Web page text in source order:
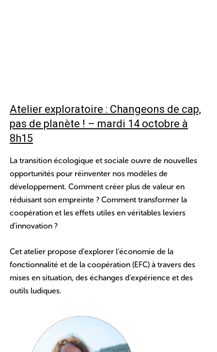
Atelier exploratoire : Changeons de cap,
pas de planète ! – mardi 14 octobre à
8h15
La transition écologique et sociale ouvre de nouvelles
opportunités pour réinventer nos modèles de
développement. Comment créer plus de valeur en
réduisant son empreinte ? Comment transformer la
coopération et les effets utiles en véritables leviers
d’innovation ?
Cet atelier propose d’explorer l’économie de la
fonctionnalité et de la coopération (EFC) à travers des
mises en situation, des échanges d’expérience et des
outils ludiques.